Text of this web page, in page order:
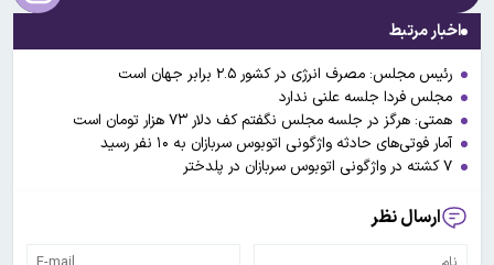
اخبار مرتبط
رئیس مجلس: مصرف انرژی در کشور ۲.۵ برابر جهان است
مجلس فردا جلسه علنی ندارد
همتی: هرگز در جلسه مجلس نگفتم کف دلار ۷۳ هزار تومان است
آمار فوتی‌های حادثه واژگونی اتوبوس سربازان به ۱۰ نفر رسید
۷ کشته در واژگونی اتوبوس سربازان در پلدختر
ارسال نظر